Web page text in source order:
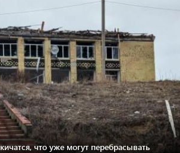
что уже могут перебрасывать